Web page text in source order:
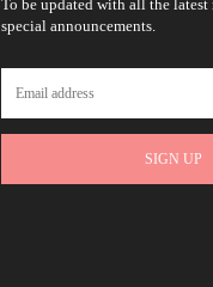
To be updated with all the latest
special announcements.
SIGN UP